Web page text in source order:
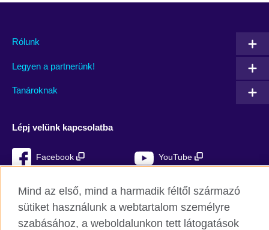
Rólunk
Legyen a partnerünk!
Tanároknak
Lépj velünk kapcsolatba
Facebook YouTube
RSS TikTok
Mind az első, mind a harmadik féltől származó
sütiket használunk a webtartalom személyre
szabásához, a weboldalunkon tett látogatások